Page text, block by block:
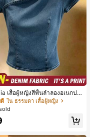
เสื้อผู้หญิงสีพื้นลำลองอเนกปร
หรับใส่ประจำวัน
ใน ธรรมดา เสื้อผู้หญิง